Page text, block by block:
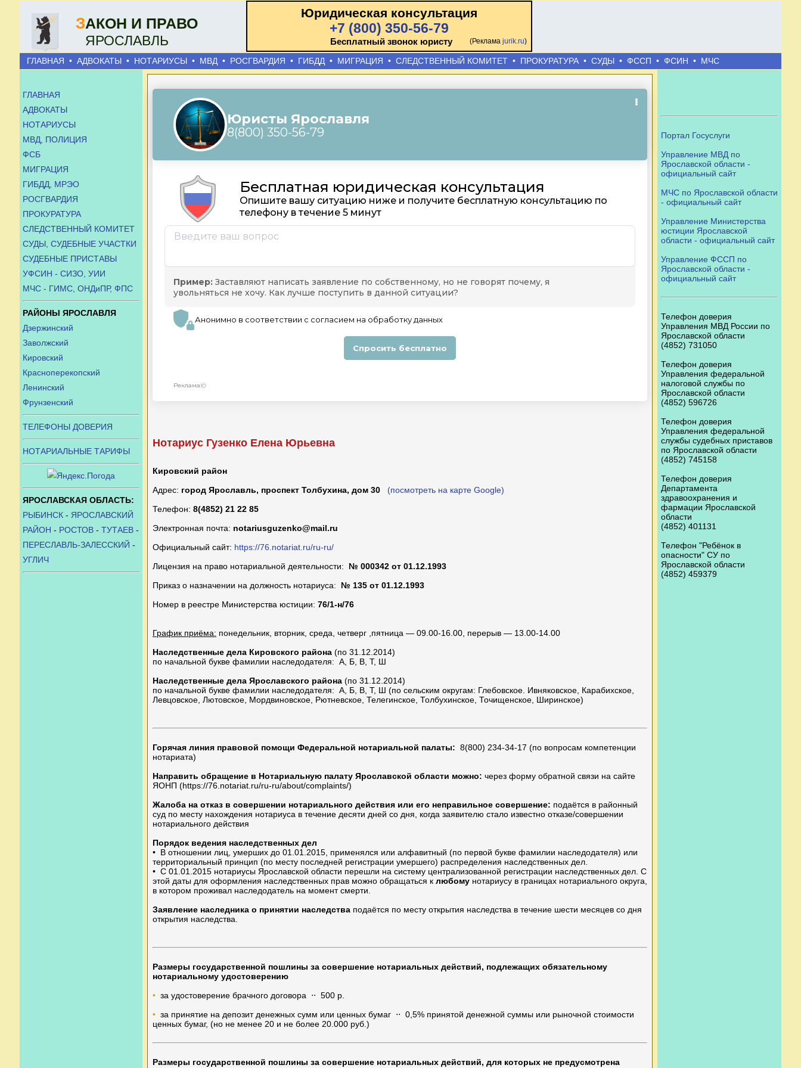
ЗАКОН И ПРАВО
ЯРОСЛАВЛЬ
Юридическая консультация
+7 (800) 350-56-79
Бесплатный звонок юристу (Реклама jurik.ru)
ГЛАВНАЯ • АДВОКАТЫ • НОТАРИУСЫ • МВД • РОСГВАРДИЯ • ГИБДД • МИГРАЦИЯ • СЛЕДСТВЕННЫЙ КОМИТЕТ • ПРОКУРАТУРА • СУДЫ • ФССП • ФСИН • МЧС
ГЛАВНАЯ
АДВОКАТЫ
НОТАРИУСЫ
МВД, ПОЛИЦИЯ
ФСБ
МИГРАЦИЯ
ГИБДД, МРЭО
РОСГВАРДИЯ
ПРОКУРАТУРА
СЛЕДСТВЕННЫЙ КОМИТЕТ
СУДЫ, СУДЕБНЫЕ УЧАСТКИ
СУДЕБНЫЕ ПРИСТАВЫ
УФСИН - СИЗО, УИИ
МЧС - ГИМС, ОНДиПР, ФПС
РАЙОНЫ ЯРОСЛАВЛЯ
Дзержинский
Заволжский
Кировский
Красноперекопский
Ленинский
Фрунзенский
ТЕЛЕФОНЫ ДОВЕРИЯ
НОТАРИАЛЬНЫЕ ТАРИФЫ
ЯРОСЛАВСКАЯ ОБЛАСТЬ:
РЫБИНСК - ЯРОСЛАВСКИЙ
РАЙОН - РОСТОВ - ТУТАЕВ -
ПЕРЕСЛАВЛЬ-ЗАЛЕССКИЙ -
УГЛИЧ
Нотариус Гузенко Елена Юрьевна
Кировский район
Адрес: город Ярославль, проспект Толбухина, дом 30
(посмотреть на карте Google)
Телефон: 8(4852) 21 22 85
Электронная почта: notariusguzenko@mail.ru
Официальный сайт: https://76.notariat.ru/ru-ru/
Лицензия на право нотариальной деятельности: № 000342 от 01.12.1993
Приказ о назначении на должность нотариуса: № 135 от 01.12.1993
Номер в реестре Министерства юстиции: 76/1-н/76
График приёма: понедельник, вторник, среда, четверг ,пятница — 09.00-16.00, перерыв — 13.00-14.00
Наследственные дела Кировского района (по 31.12.2014)
по начальной букве фамилии наследодателя: А, Б, В, Т, Ш
Наследственные дела Ярославского района (по 31.12.2014)
по начальной букве фамилии наследодателя: А, Б, В, Т, Ш (по сельским округам: Глебовское. Ивняковское, Карабихское,
Левцовское, Лютовское, Мордвиновское, Рютневское, Телегинское, Толбухинское, Точищенское, Ширинское)
Горячая линия правовой помощи Федеральной нотариальной палаты: 8(800) 234-34-17 (по вопросам компетенции
нотариата)
Направить обращение в Нотариальную палату Ярославской области можно: через форму обратной связи на сайте
ЯОНП (https://76.notariat.ru/ru-ru/about/complaints/)
Жалоба на отказ в совершении нотариального действия или его неправильное совершение: подаётся в районный
суд по месту нахождения нотариуса в течение десяти дней со дня, когда заявителю стало известно отказе/совершении
нотариального действия
Порядок ведения наследственных дел
• В отношении лиц, умерших до 01.01.2015, применялся или алфавитный (по первой букве фамилии наследодателя) или
территориальный принцип (по месту последней регистрации умершего) распределения наследственных дел.
• С 01.01.2015 нотариусы Ярославской области перешли на систему централизованной регистрации наследственных дел. С
этой даты для оформления наследственных прав можно обращаться к любому нотариусу в границах нотариального округа,
в котором проживал наследодатель на момент смерти.
Заявление наследника о принятии наследства подаётся по месту открытия наследства в течение шести месяцев со дня
открытия наследства.
Размеры государственной пошлины за совершение нотариальных действий, подлежащих обязательному
нотариальному удостоверению
• за удостоверение брачного договора ⋅⋅ 500 р.
• за принятие на депозит денежных сумм или ценных бумаг ⋅⋅ 0,5% принятой денежной суммы или рыночной стоимости
ценных бумаг, (но не менее 20 и не более 20.000 руб.)
Размеры государственной пошлины за совершение нотариальных действий, для которых не предусмотрена
Портал Госуслуги
Управление МВД по
Ярославской области -
официальный сайт
МЧС по Ярославской области
- официальный сайт
Управление Министерства
юстиции Ярославской
области - официальный сайт
Управление ФССП по
Ярославской области -
официальный сайт
Телефон доверия
Управления МВД России по
Ярославской области
(4852) 731050
Телефон доверия
Управления федеральной
налоговой службы по
Ярославской области
(4852) 596726
Телефон доверия
Управления федеральной
службы судебных приставов
по Ярославской области
(4852) 745158
Телефон доверия
Департамента
здравоохранения и
фармации Ярославской
области
(4852) 401131
Телефон "Ребёнок в
опасности" СУ по
Ярославской области
(4852) 459379